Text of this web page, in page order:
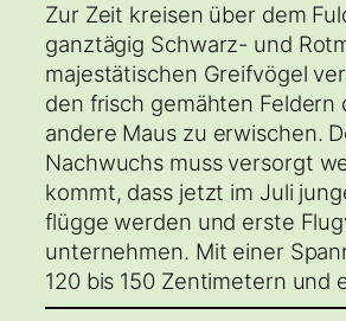
Zur Zeit kreisen über dem
ganztägig Schwarz- und
majestätischen Greifvögel
den frisch gemähten Feldern
andere Maus zu erwischen.
Nachwuchs muss versorgt
kommt, dass jetzt im Juli
flügge werden und erste
unternehmen. Mit einer
120 bis 150 Zentimetern und